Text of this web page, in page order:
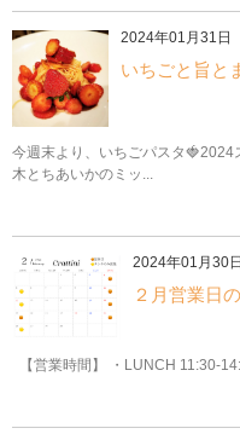
2024年01月31日
いちごと旨と
今週末より、いちごパスタ
木とちあいかのミッ...
2024年01月30日
２月営業日
【営業時間】 ・LUNCH 11:30-